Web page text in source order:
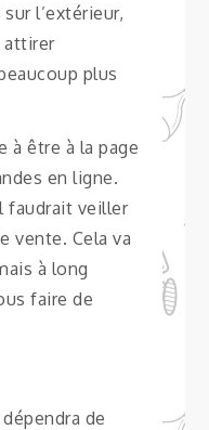
l’extérieur,
attirer
plus
à être à la page
en ligne.
faudrait veiller
vente. Cela va
à long
faire de
de